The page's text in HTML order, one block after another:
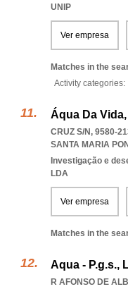
UNIP
Ver empresa
Matches in the
Activity categories:
Áqua Da
CRUZ S/N, 9580-
SANTA MARIA
Investigação e
LDA
Ver empresa
Matches in the
Aqua - P.g.s.,
R AFONSO DE